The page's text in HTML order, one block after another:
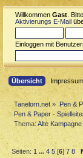
Willkommen Gast . Bitte
Aktivierungs E-Mail
Einloggen mit
Übersicht Impressum
Tanelorn.net » Pen &
Pen & Paper -
Thema:Alte
Seiten:1 ...4 5 [6]7 8